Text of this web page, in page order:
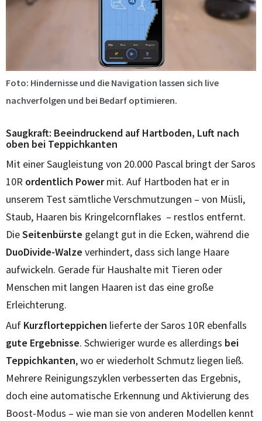
Foto: Hindernisse und die Navigation lassen sich live
nachverfolgen und bei Bedarf optimieren.
Saugkraft: Beeindruckend auf Hartboden, Luft nach
oben bei Teppichkanten
Mit einer Saugleistung von 20.000 Pascal bringt der Saros
10R ordentlich Powermit. Auf Hartboden hat er in
unserem Test sämtliche Verschmutzungen – von Müsli,
Staub, Haaren bis Kringelcornflakes – restlos entfernt.
DieSeitenbürste gelangt gut in die Ecken, während die
DuoDivide-Walze verhindert, dass sich lange Haare
aufwickeln. Gerade für Haushalte mit Tieren oder
Menschen mit langen Haaren ist das eine große
Erleichterung.
Auf Kurzflorteppichen lieferte der Saros 10R ebenfalls
gute Ergebnisse. Schwieriger wurde es allerdings bei
Teppichkanten, wo er wiederholt Schmutz liegen ließ.
Mehrere Reinigungszyklen verbesserten das Ergebnis,
doch eine automatische Erkennung und Aktivierung des
Boost-Modus – wie man sie von anderen Modellen kennt